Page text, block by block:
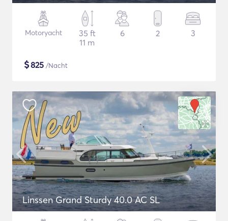
Motoryacht
35 ft
11 m
6 2 3
$825 /Nacht
Linssen Grand Sturdy 40.0 AC SL